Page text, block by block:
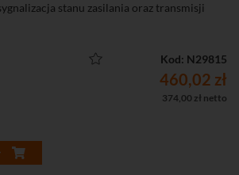
stanu zasilania oraz transmisji
bez konieczności konfiguracji
ułatwia "podebranie" zasilania 55
systemu poprzez dołączenie
Kod: N29815
460,02 zł
374,00 zł netto